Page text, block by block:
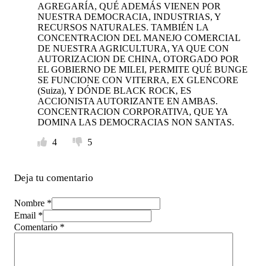
AGREGARÍA, QUÉ ADEMÁS VIENEN POR
NUESTRA DEMOCRACIA, INDUSTRIAS, Y
RECURSOS NATURALES. TAMBIÉN LA
CONCENTRACION DEL MANEJO COMERCIAL
DE NUESTRA AGRICULTURA, YA QUE CON
AUTORIZACION DE CHINA, OTORGADO POR
EL GOBIERNO DE MILEI, PERMITE QUÉ BUNGE
SE FUNCIONE CON VITERRA, EX GLENCORE
(Suiza), Y DÓNDE BLACK ROCK, ES
ACCIONISTA AUTORIZANTE EN AMBAS.
CONCENTRACION CORPORATIVA, QUE YA
DOMINA LAS DEMOCRACIAS NON SANTAS.
4
5
Deja tu comentario
Nombre *
Email *
Comentario *